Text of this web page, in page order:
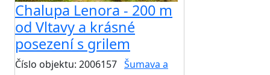
Chalupa Lenora - 200 m
od Vltavy a krásné
posezení s grilem
Číslo objektu: 2006157 Šumava a